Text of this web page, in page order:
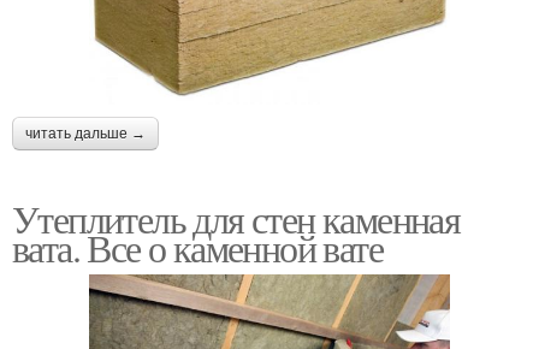
читать дальше →
Утеплитель для стен каменная
вата. Все о каменной вате